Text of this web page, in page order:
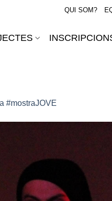
QUI SOM?
#mostraJOVE